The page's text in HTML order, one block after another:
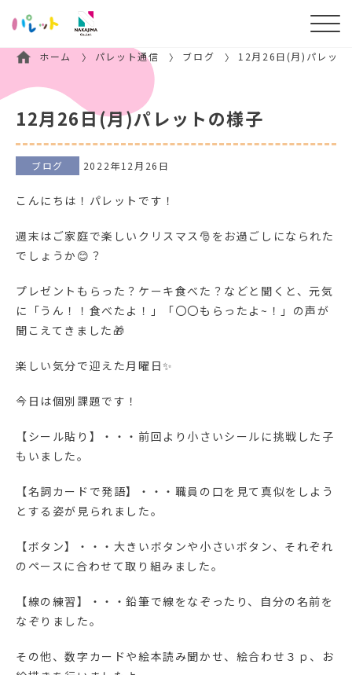
ホーム パレット通信 ブログ 12月26日(月)パレット
12月26日(月)パレットの様子
ブログ 2022年12月26日
こんにちは！パレットです！
週末はご家庭で楽しいクリスマス🎅をお過ごしになられた
でしょうか😊？
プレゼントもらった？ケーキ食べた？などと聞くと、元気
に「うん！！食べたよ！」「〇〇もらったよ~！」の声が
聞こえてきました🎁
楽しい気分で迎えた月曜日✨
今日は個別課題です！
【シール貼り】・・・前回より小さいシールに挑戦した子
もいました。
【名詞カードで発語】・・・職員の口を見て真似をしよう
とする姿が見られました。
【ボタン】・・・大きいボタンや小さいボタン、それぞれ
のペースに合わせて取り組みました。
【線の練習】・・・鉛筆で線をなぞったり、自分の名前を
なぞりました。
その他、数字カードや絵本読み聞かせ、絵合わせ３ｐ、お